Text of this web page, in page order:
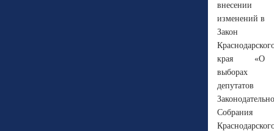
внесении
изменений в
Закон
края «О
выборах
депутатов
Собрания